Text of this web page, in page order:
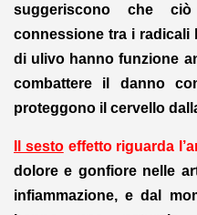
suggeriscono che
connessione tra i radicali
di ulivo hanno funzione
combattere il danno
proteggono il cervello
Il sestoeffetto riguarda
dolore e gonfiore nelle
infiammazione, e dal